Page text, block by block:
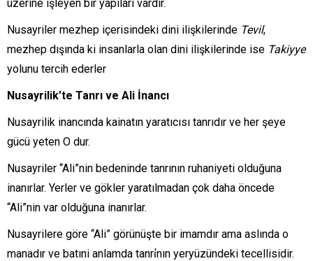
üzerine işleyen bir yapıları vardir.
Nusayriler mezhep içerisindeki dini ilişkilerinde Tevil,
mezhep dışında ki insanlarla olan dini ilişkilerinde ise Takiyye
yolunu tercih ederler
Nusayrilik’te Tanrı ve Ali İnancı
Nusayrilik inancında kainatın yaratıcısı tanrıdır ve her şeye
gücü yeten O dur.
Nusayriler “Ali”nin bedeninde tanrının ruhaniyeti olduğuna
inanırlar. Yerler ve gökler yaratılmadan çok daha öncede
“Ali”nin var olduğuna inanırlar.
Nusayrilere göre “Ali” görünüşte bir imamdır ama aslında o
manadır ve batıni anlamda tanrỉnın yeryüzündeki tecellisidir.